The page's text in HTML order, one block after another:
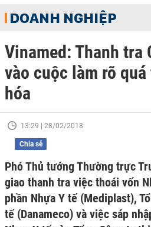
DOANH NGHIỆP
Vinamed: Thanh tra
vào cuộc làm rõ
hóa
13:29 | 28/02/2018
Chia sẻ
Phó Thủ tướng Thường trực
giao thanh tra việc thoái vốn
phần Nhựa Y tế (Mediplast),
tế (Danameco) và việc sáp